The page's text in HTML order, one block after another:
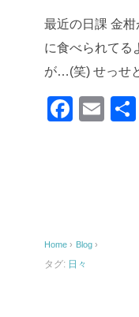
最近の日課 金柑
に食べられてる
が…(笑) せっせ
F
o
o
E
Home › Blog ›
タグ: 日々